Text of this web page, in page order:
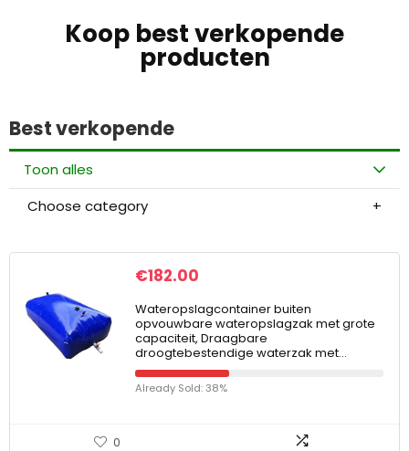
Koop best verkopende
producten
Best verkopende
Toon alles
Choose category
€182.00
Wateropslagcontainer buiten
opvouwbare wateropslagzak met grote
capaciteit, Draagbare
droogtebestendige waterzak met…
Already Sold: 38%
0